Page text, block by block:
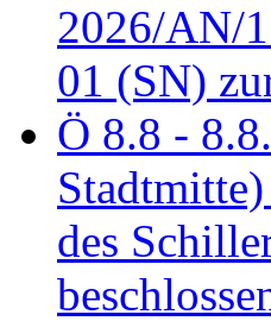
2026/AN/
01 (SN)
Ö 8.8 -
des